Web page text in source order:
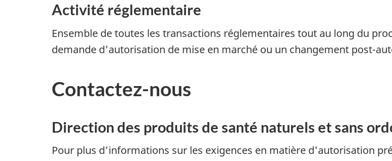
Activité réglementaire
Ensemble de toutes les transactions réglementaires tout au long du
demande d'autorisation de mise en marché ou un changement post-
Contactez-nous
Direction des produits de santé naturels et sans
Pour plus d'informations sur les exigences en matière d'autorisation